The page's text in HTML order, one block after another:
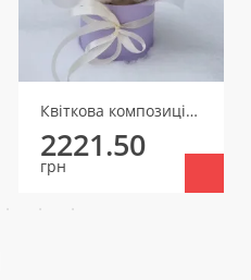
Квіткова композиція Снігова казка
2221.50
грн